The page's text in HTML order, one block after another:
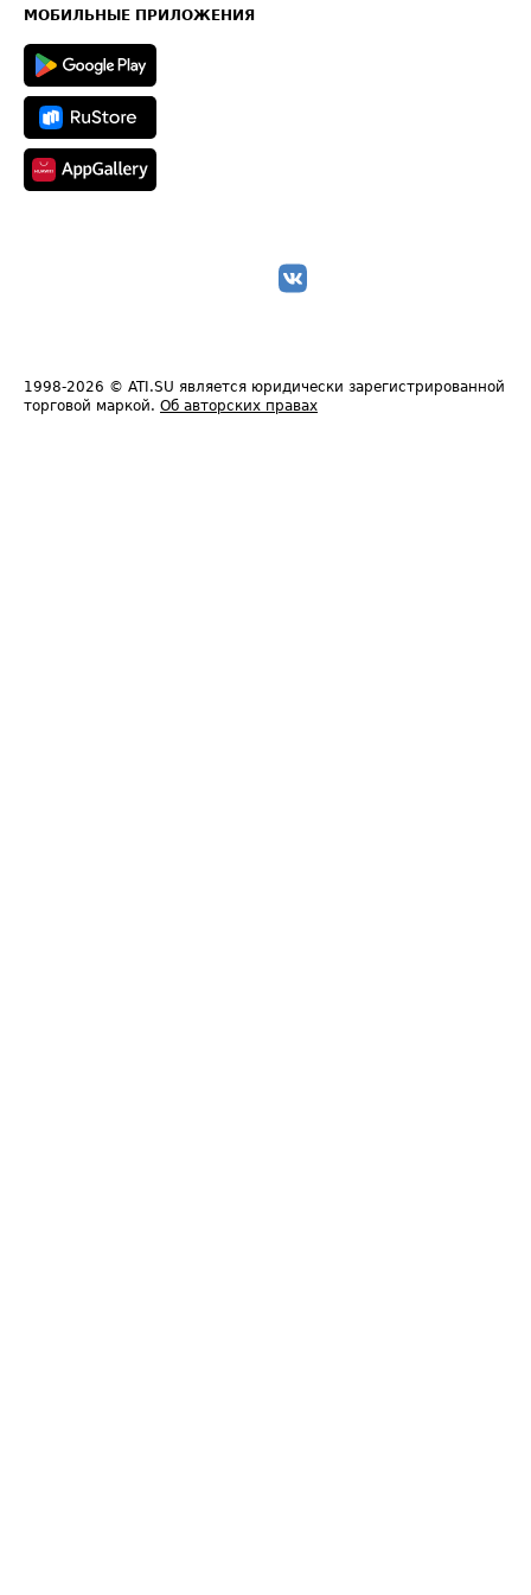
Техническая информация
МОБИЛЬНЫЕ ПРИЛОЖЕНИЯ
1998-2026 © ATI.SU является юридически зарегистрированной
торговой маркой. Об авторских правах